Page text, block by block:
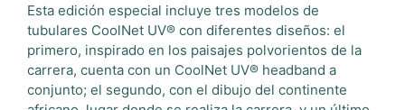
Esta edición especial incluye tres modelos de
tubulares CoolNet UV® con diferentes diseños: el
primero, inspirado en los paisajes polvorientos de la
carrera, cuenta con un CoolNet UV® headband a
conjunto; el segundo, con el dibujo del continente